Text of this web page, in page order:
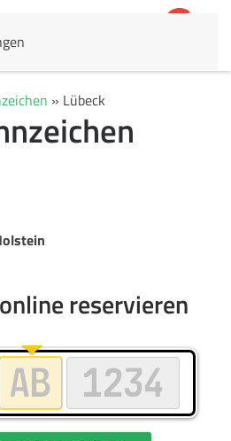
» Lübeck
reservieren